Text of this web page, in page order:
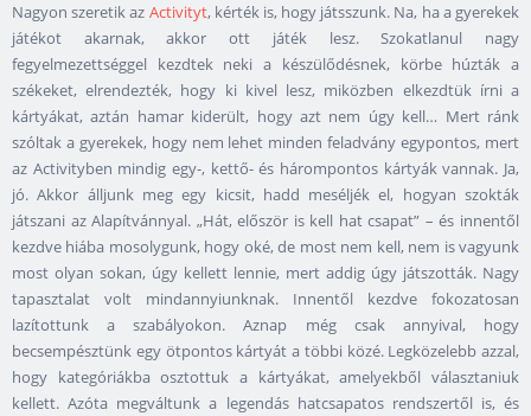
Nagyon szeretik az Activityt, kérték is, hogy játsszunk. Na, ha a gyerekek
játékot akarnak, akkor ott játék lesz. Szokatlanul nagy
fegyelmezettséggel kezdtek neki a készülődésnek, körbe húzták a
székeket, elrendezték, hogy ki kivel lesz, miközben elkezdtük írni a
kártyákat, aztán hamar kiderült, hogy azt nem úgy kell… Mert ránk
szóltak a gyerekek, hogy nem lehet minden feladvány egypontos, mert
az Activityben mindig egy-, kettő- és hárompontos kártyák vannak. Ja,
jó. Akkor álljunk meg egy kicsit, hadd meséljék el, hogyan szokták
játszani az Alapítvánnyal. „Hát, először is kell hat csapat” – és innentől
kezdve hiába mosolygunk, hogy oké, de most nem kell, nem is vagyunk
most olyan sokan, úgy kellett lennie, mert addig úgy játszották. Nagy
tapasztalat volt mindannyiunknak. Innentől kezdve fokozatosan
lazítottunk a szabályokon. Aznap még csak annyival, hogy
becsempésztünk egy ötpontos kártyát a többi közé. Legközelebb azzal,
hogy kategóriákba osztottuk a kártyákat, amelyekből választaniuk
kellett. Azóta megváltunk a legendás hatcsapatos rendszertől is, és